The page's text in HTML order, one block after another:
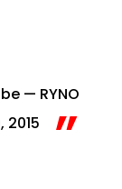
— RYNO
2015